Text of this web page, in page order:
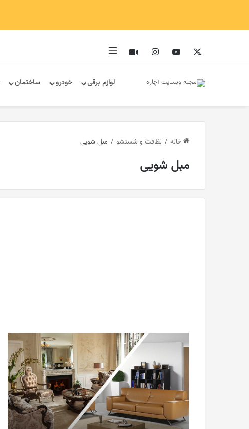
ایکس یوتیوب اینستاگرام آپارات
لوازم برقی خودرو ساختمان
خانه / نظافت و شستشو / مبل‌ شویی
مبل‌ شویی